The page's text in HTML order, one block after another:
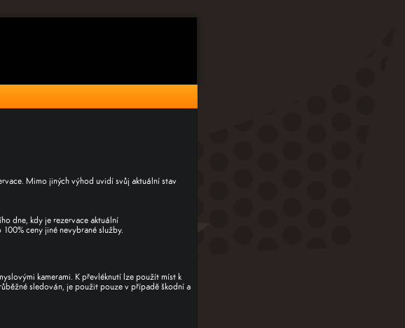
Mimo jiných výhod uvidí svůj aktuální stav
dne, kdy je rezervace aktuální
ceny jiné nevybrané služby.
kamerami. K převléknutí lze použít míst k
sledován, je použit pouze v případě škodní a